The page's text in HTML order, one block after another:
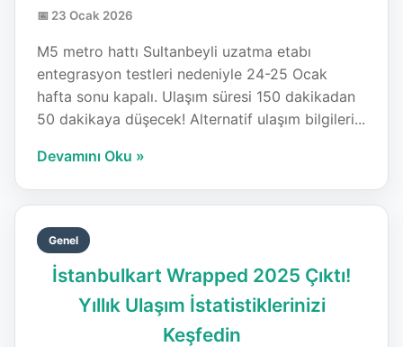
📅 23 Ocak 2026
M5 metro hattı Sultanbeyli uzatma etabı
entegrasyon testleri nedeniyle 24-25 Ocak
hafta sonu kapalı. Ulaşım süresi 150 dakikadan
50 dakikaya düşecek! Alternatif ulaşım bilgileri...
Devamını Oku »
Genel
İstanbulkart Wrapped 2025 Çıktı!
Yıllık Ulaşım İstatistiklerinizi
Keşfedin